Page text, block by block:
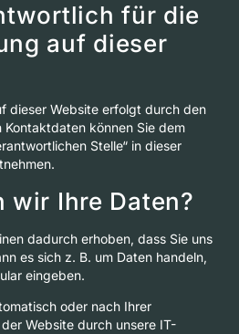
für die
auf dieser
dieser Website erfolgt durch den
können Sie dem
Stelle“ in dieser
wir Ihre Daten?
dadurch erhoben, dass Sie uns
es sich z. B. um Daten handeln,
eingeben.
oder nach Ihrer
Website durch unsere IT-